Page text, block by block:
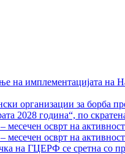
на имплементацијата на
организации за борба
2028 година“, по
месечен осврт на
месечен осврт на
на ГЦЕРФ се сретна со